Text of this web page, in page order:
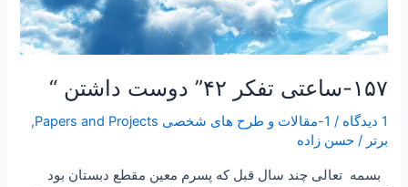
۱۵۷-ساعتی تفکر ۴۲” دوست داشتن “
1 دیدگاه / 1-مقالات و طرح های شخصی Papers and Projects
,
برتر /حسن زاده
بسمه تعالی چند سال قبل که پسرم معین مقطع دبستان بود